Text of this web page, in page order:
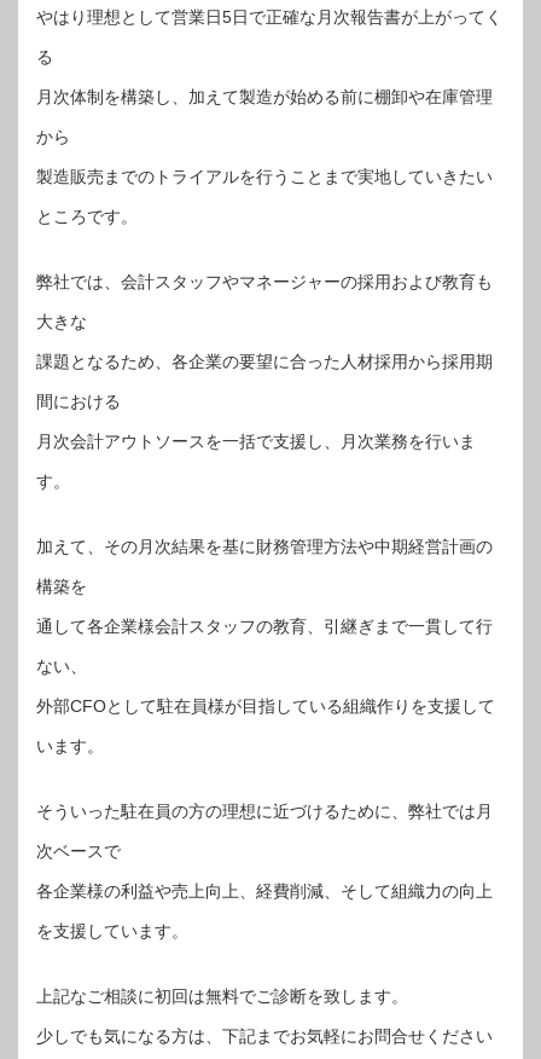
やはり理想として営業日5日で正確な月次報告書が上がってく
る
月次体制を構築し、加えて製造が始める前に棚卸や在庫管理
から
製造販売までのトライアルを行うことまで実地していきたい
ところです。
弊社では、会計スタッフやマネージャーの採用および教育も
大きな
課題となるため、各企業の要望に合った人材採用から採用期
間における
月次会計アウトソースを一括で支援し、月次業務を行いま
す。
加えて、その月次結果を基に財務管理方法や中期経営計画の
構築を
通して各企業様会計スタッフの教育、引継ぎまで一貫して行
ない、
外部CFOとして駐在員様が目指している組織作りを支援して
います。
そういった駐在員の方の理想に近づけるために、弊社では月
次ベースで
各企業様の利益や売上向上、経費削減、そして組織力の向上
を支援しています。
上記なご相談に初回は無料でご診断を致します。
少しでも気になる方は、下記までお気軽にお問合せください